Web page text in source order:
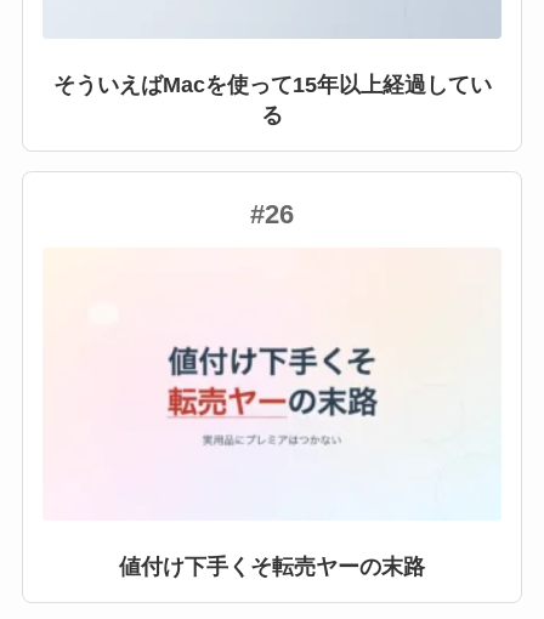
そういえばMacを使って15年以上経過してい
る
#26
値付け下手くそ転売ヤーの末路